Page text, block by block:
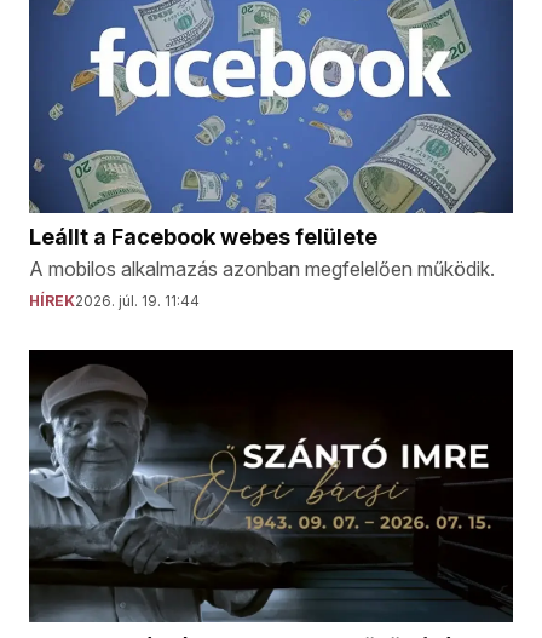
Leállt a Facebook webes felülete
A mobilos alkalmazás azonban megfelelően működik.
HÍREK2026. júl. 19. 11:44